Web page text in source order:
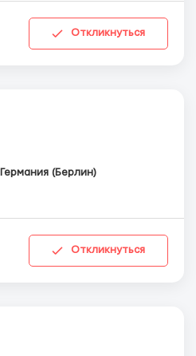
Откликнуться
Германия (Берлин)
Откликнуться